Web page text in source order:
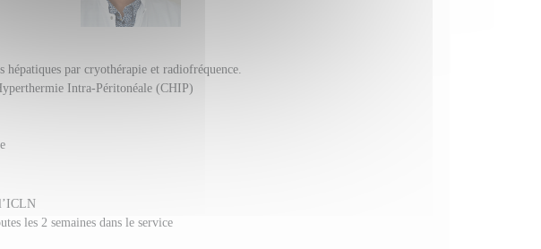
hépatiques par cryothérapie et radiofréquence.
Intra-Péritonéale (CHIP)
les 2 semaines dans le service